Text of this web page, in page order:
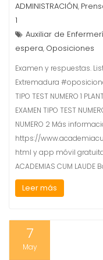
ADMINISTRACIÓN,
1
Auxiliar de
espera, Oposiciones
Examen y respuestas.
Extremadura
TIPO TEST NUMERO 1
EXAMEN TIPO TEST
NUMERO 2 Más
https://
html y app móvil
ACADEMIAS CUM
Leer más
7
May